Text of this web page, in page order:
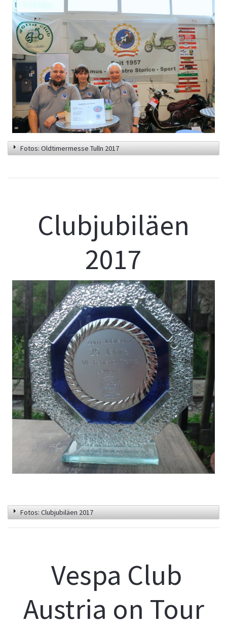
Fotos: Oldtimermesse Tulln 2017
Clubjubiläen
2017
Fotos: Clubjubiläen 2017
Vespa Club
Austria on Tour